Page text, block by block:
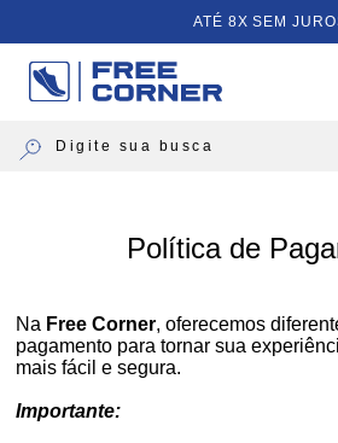
ATÉ 8X SEM
Política de
Na Free Corner, oferecemos
pagamento para tornar sua
mais fácil e segura.
Importante: